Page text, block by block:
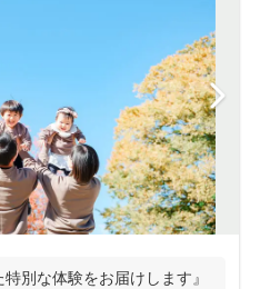
特別な体験をお届けします』